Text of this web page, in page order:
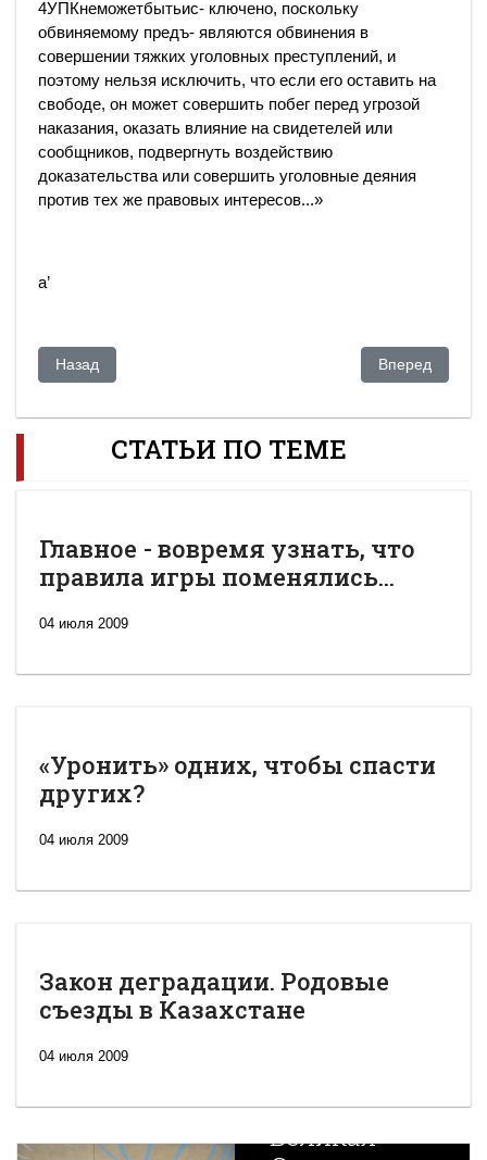
4УПКнеможетбытьис- ключено, поскольку
обвиняемому предъ- являются обвинения в
совершении тяжких уголовных преступлений, и
поэтому нельзя исключить, что если его оставить на
свободе, он может совершить побег перед угрозой
наказания, оказать влияние на свидетелей или
сообщников, подвергнуть воздействию
доказательства или совершить уголовные деяния
против тех же правовых интересов...»
а’
Предыдущий: Серик Медетбеков: «Призываем подавать
Назад Следующий:
Вперед
СТАТЬИ ПО ТЕМЕ
Главное - вовремя узнать, что
правила игры поменялись...
04 июля 2009
«Уронить» одних, чтобы спасти
других?
04 июля 2009
Закон деградации. Родовые
съезды в Казахстане
04 июля 2009
Новая
Великая